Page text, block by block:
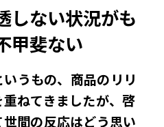
しない状況がも
甲斐ない
うもの、商品のリリ
ねてきましたが、啓
間の反応はどう思い